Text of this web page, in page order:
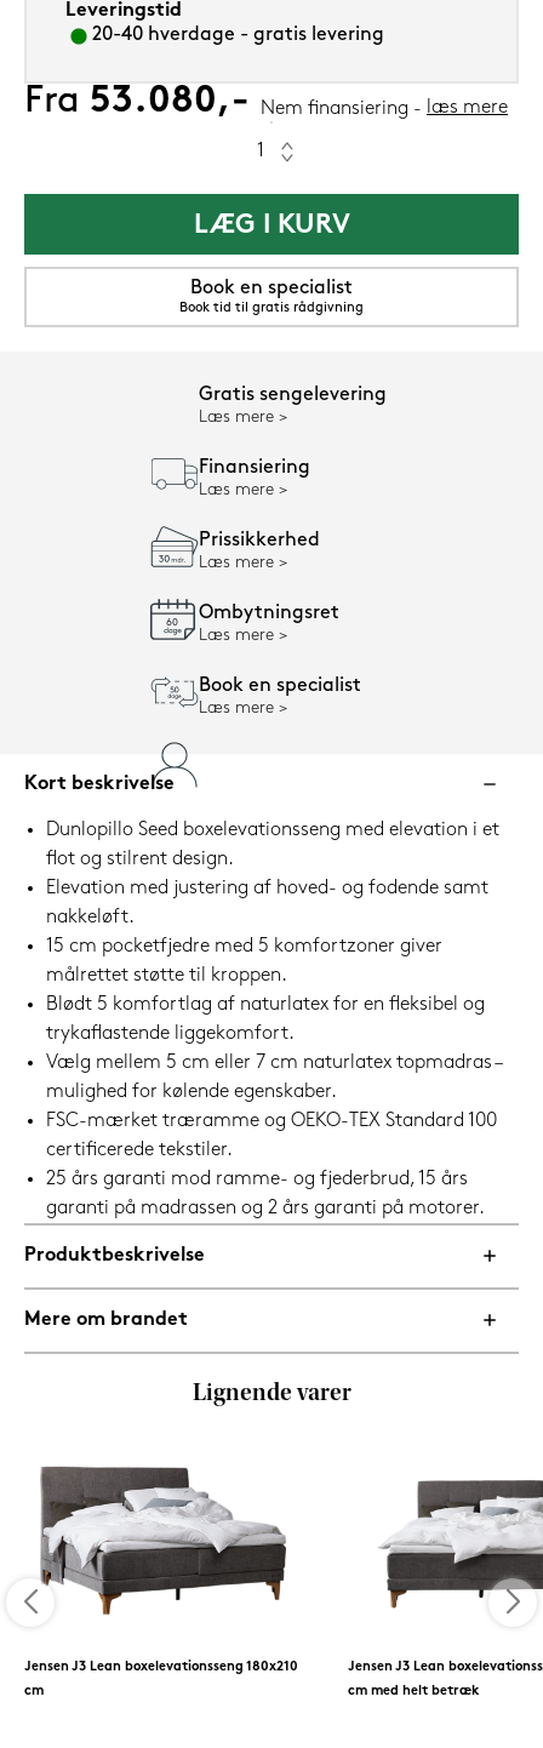
Leveringstid
20-40 hverdage - gratis levering
Fra 53.080,- Nem finansiering læs mere
LÆG I KURV
Book en specialist
Book tid til gratis rådgivning
Gratis sengelevering
Læs mere
Finansiering
Læs mere
Prissikkerhed
Læs mere
Ombytningsret
Læs mere
Book en specialist
Læs mere
Kort beskrivelse
Dunlopillo Seed boxelevationsseng med elevation i et
flot og stilrent design.
Elevation med justering af hoved- og fodende samt
nakkeløft.
15 cm pocketfjedre med 5 komfortzoner giver
målrettet støtte til kroppen.
Blødt 5 komfortlag af naturlatex for en fleksibel og
trykaflastende liggekomfort.
Vælg mellem 5 cm eller 7 cm naturlatex topmadras –
mulighed for kølende egenskaber.
FSC-mærket træramme og OEKO-TEX Standard 100
certificerede tekstiler.
25 års garanti mod ramme- og fjederbrud, 15 års
garanti på madrassen og 2 års garanti på motorer.
Produktbeskrivelse
Mere om brandet
Lignende varer
Jensen J3 Lean boxelevationsseng 180x210
cm
Jensen J3 Lean
cm med helt betræk